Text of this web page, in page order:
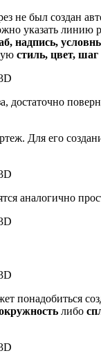
не был создан
указать линию
надпись,
стиль, цвет,
достаточно
Для его
аналогично
понадобиться
либо